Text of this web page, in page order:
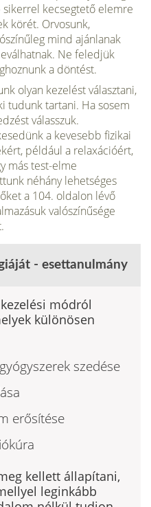
sikerrel kecsegtető elemre
körét. Orvosunk,
mind ajánlanak
Ne feledjük
a döntést.
olyan kezelést választa­ni,
tudunk tartani. Ha sosem
válasszuk.
a kevesebb fizikai
például a relaxációért,
más test-elme
néhány lehetséges
a 104. oldalon lévő
valószínűsége
- esettanulmány
módról
különösen
szedése
erősítése
kellett állapítani,
leginkább